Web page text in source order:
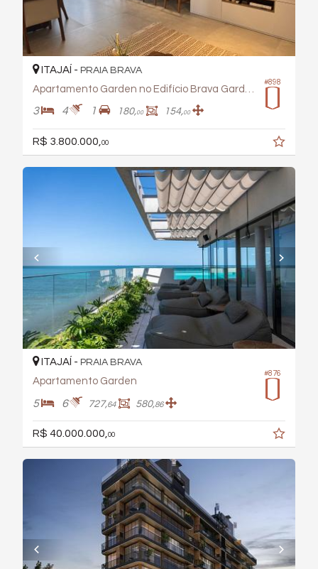
#898
ITAJAÍ - PRAIA BRAVA
3 4 1 180,00 154,00
R$ 3.800.000, 00
#876
ITAJAÍ - PRAIA BRAVA
Apartamento Garden
5 6 727,64 580,86
R$ 40.000.000, 00